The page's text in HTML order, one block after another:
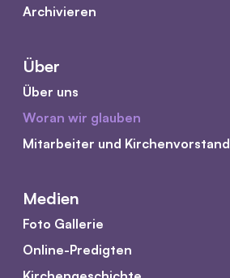
Archivieren
Über
Über uns
Woran wir glauben
Mitarbeiter und Kirchenvorstand
Medien
Foto Gallerie
Online-Predigten